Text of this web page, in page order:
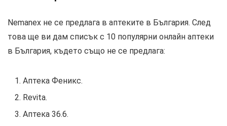
Nemanex не се предлага в аптеките в България. След
това ще ви дам списък с 10 популярни онлайн аптеки
в България, където също не се предлага:
Аптека Феникс.
Revita.
Аптека 36.6.